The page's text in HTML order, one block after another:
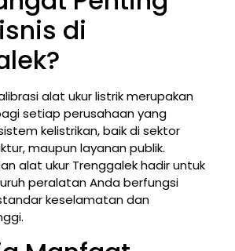
di
alat ukur listrik merupakan
setiap perusahaan yang
kelistrikan, baik di sektor
maupun layanan publik.
alat ukur Trenggalek hadir untuk
peralatan Anda berfungsi
keselamatan dan